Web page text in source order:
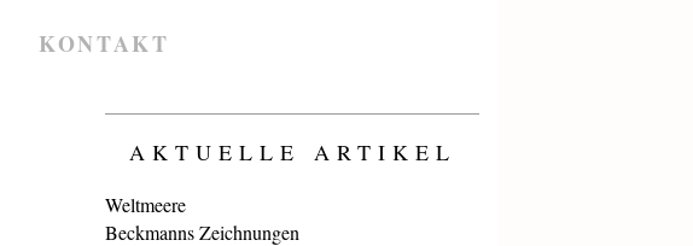
KONTAKT
AKTUELLE ARTIKEL
Weltmeere
Beckmanns Zeichnungen